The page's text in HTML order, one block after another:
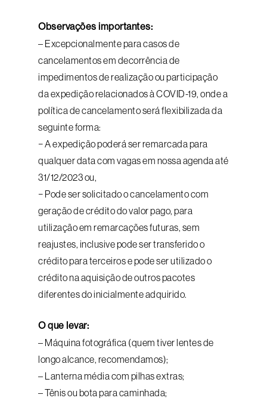
Observações importantes:
– Excepcionalmente para casos de
cancelamentos em decorrência de
impedimentos de realização ou participação
da expedição relacionados à COVID-19, onde a
política de cancelamento será flexibilizada da
seguinte forma:
− A expedição poderá ser remarcada para
qualquer data com vagas em nossa agenda até
31/12/2023 ou,
− Pode ser solicitado o cancelamento com
geração de crédito do valor pago, para
utilização em remarcações futuras, sem
reajustes, inclusive pode ser transferido o
crédito para terceiros e pode ser utilizado o
crédito na aquisição de outros pacotes
diferentes do inicialmente adquirido.
O que levar:
– Máquina fotográfica (quem tiver lentes de
longo alcance, recomendamos);
– Lanterna média com pilhas extras;
– Tênis ou bota para caminhada;